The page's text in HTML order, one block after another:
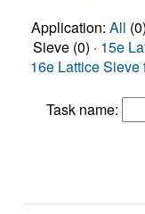
Application: All
Sieve (0) · 15e
16e Lattice
Task name: